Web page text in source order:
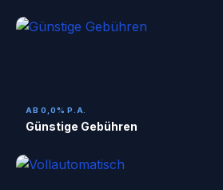
AB 0,0% P.A.
Günstige Gebühren